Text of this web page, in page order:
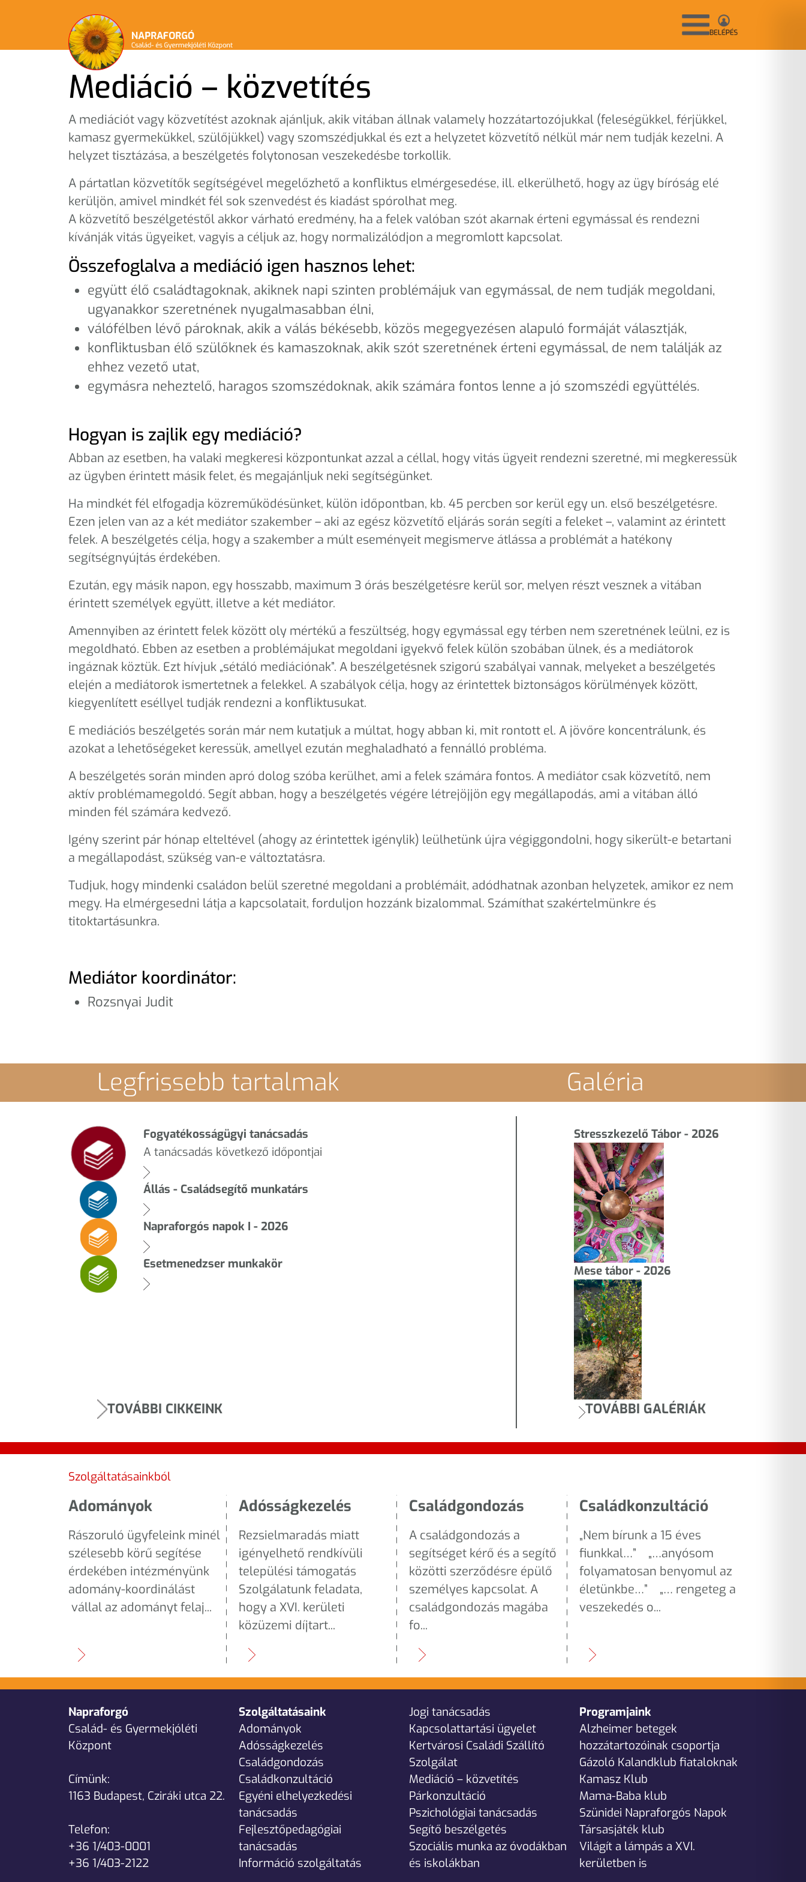
Mediáció – közvetítés
A mediációt vagy közvetítést azoknak ajánljuk, akik vitában állnak valamely hozzátartozójukkal (feleségükkel, férjükkel,
kamasz gyermekükkel, szülőjükkel) vagy szomszédjukkal és ezt a helyzetet közvetítő nélkül már nem tudják kezelni. A
helyzet tisztázása, a beszélgetés folytonosan veszekedésbe torkollik.
A pártatlan közvetítők segítségével megelőzhető a konfliktus elmérgesedése, ill. elkerülhető, hogy az ügy bíróság elé
kerüljön, amivel mindkét fél sok szenvedést és kiadást spórolhat meg.
A közvetítő beszélgetéstől akkor várható eredmény, ha a felek valóban szót akarnak érteni egymással és rendezni
kívánják vitás ügyeiket, vagyis a céljuk az, hogy normalizálódjon a megromlott kapcsolat.
Összefoglalva a mediáció igen hasznos lehet:
együtt élő családtagoknak, akiknek napi szinten problémájuk van egymással, de nem tudják megoldani,
ugyanakkor szeretnének nyugalmasabban élni,
válófélben lévő pároknak, akik a válás békésebb, közös megegyezésen alapuló formáját választják,
konfliktusban élő szülőknek és kamaszoknak, akik szót szeretnének érteni egymással, de nem találják az
ehhez vezető utat,
egymásra neheztelő, haragos szomszédoknak, akik számára fontos lenne a jó szomszédi együttélés.
Hogyan is zajlik egy mediáció?
Abban az esetben, ha valaki megkeresi központunkat azzal a céllal, hogy vitás ügyeit rendezni szeretné, mi megkeressük
az ügyben érintett másik felet, és megajánljuk neki segítségünket.
Ha mindkét fél elfogadja közreműködésünket, külön időpontban, kb. 45 percben sor kerül egy un. első beszélgetésre.
Ezen jelen van az a két mediátor szakember – aki az egész közvetítő eljárás során segíti a feleket –, valamint az érintett
felek. A beszélgetés célja, hogy a szakember a múlt eseményeit megismerve átlássa a problémát a hatékony
segítségnyújtás érdekében.
Ezután, egy másik napon, egy hosszabb, maximum 3 órás beszélgetésre kerül sor, melyen részt vesznek a vitában
érintett személyek együtt, illetve a két mediátor.
Amennyiben az érintett felek között oly mértékű a feszültség, hogy egymással egy térben nem szeretnének leülni, ez is
megoldható. Ebben az esetben a problémájukat megoldani igyekvő felek külön szobában ülnek, és a mediátorok
ingáznak köztük. Ezt hívjuk „sétáló mediációnak”. A beszélgetésnek szigorú szabályai vannak, melyeket a beszélgetés
elején a mediátorok ismertetnek a felekkel. A szabályok célja, hogy az érintettek biztonságos körülmények között,
kiegyenlített eséllyel tudják rendezni a konfliktusukat.
E mediációs beszélgetés során már nem kutatjuk a múltat, hogy abban ki, mit rontott el. A jövőre koncentrálunk, és
azokat a lehetőségeket keressük, amellyel ezután meghaladható a fennálló probléma.
A beszélgetés során minden apró dolog szóba kerülhet, ami a felek számára fontos. A mediátor csak közvetítő, nem
aktív problémamegoldó. Segít abban, hogy a beszélgetés végére létrejöjjön egy megállapodás, ami a vitában álló
minden fél számára kedvező.
Igény szerint pár hónap elteltével (ahogy az érintettek igénylik) leülhetünk újra végiggondolni, hogy sikerült-e betartani
a megállapodást, szükség van-e változtatásra.
Tudjuk, hogy mindenki családon belül szeretné megoldani a problémáit, adódhatnak azonban helyzetek, amikor ez nem
megy. Ha elmérgesedni látja a kapcsolatait, forduljon hozzánk bizalommal. Számíthat szakértelmünkre és
titoktartásunkra.
Mediátor koordinátor:
Rozsnyai Judit
Legfrissebb tartalmak Galéria
Fogyatékosságügyi tanácsadás
A tanácsadás következő időpontjai
Állás - Családsegítő munkatárs
Napraforgós napok I - 2026
Esetmenedzser munkakör
TOVÁBBI CIKKEINK
Stresszkezelő Tábor - 2026
Mese tábor - 2026
TOVÁBBI GALÉRIÁK
Szolgáltatásainkból
Adományok
Rászoruló ügyfeleink minél
szélesebb körű segítése
érdekében intézményünk
adomány-koordinálást
vállal az adományt felaj...
Adósságkezelés
Rezsielmaradás miatt
igényelhető rendkívüli
települési támogatás
Szolgálatunk feladata,
hogy a XVI. kerületi
közüzemi díjtart...
Családgondozás
A családgondozás a
segítséget kérő és a segítő
közötti szerződésre épülő
személyes kapcsolat. A
családgondozás magába
fo...
Családkonzultáció
„Nem bírunk a 15 éves
fiunkkal…” „…anyósom
folyamatosan benyomul az
életünkbe…” „… rengeteg a
veszekedés o...
Napraforgó
Család- és Gyermekjóléti
Központ
Címünk:
1163 Budapest, Cziráki utca 22.
Telefon:
+36 1/403-0001
+36 1/403-2122
Szolgáltatásaink
Adományok
Adósságkezelés
Családgondozás
Családkonzultáció
Egyéni elhelyezkedési
tanácsadás
Fejlesztőpedagógiai
tanácsadás
Információ szolgáltatás
Jogi tanácsadás
Kapcsolattartási ügyelet
Kertvárosi Családi Szállító
Szolgálat
Mediáció – közvetítés
Párkonzultáció
Pszichológiai tanácsadás
Segítő beszélgetés
Szociális munka az óvodákban
és iskolákban
Programjaink
Alzheimer betegek
hozzátartozóinak csoportja
Gázoló Kalandklub fiataloknak
Kamasz Klub
Mama-Baba klub
Szünidei Napraforgós Napok
Társasjáték klub
Világít a lámpás a XVI.
kerületben is